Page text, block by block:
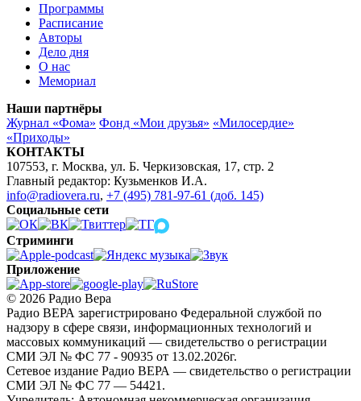
Программы
Расписание
Авторы
Дело дня
О нас
Мемориал
Наши партнёры
Журнал «Фома» Фонд «Мои друзья» «Милосердие»
«Приходы»
КОНТАКТЫ
107553, г. Москва, ул. Б. Черкизовская, 17, стр. 2
Главный редактор: Кузьменков И.А.
info@radiovera.ru, +7 (495) 781-97-61 (доб. 145)
Социальные сети
Стриминги
Приложение
© 2026 Радио Вера
Радио ВЕРА зарегистрировано Федеральной службой по
надзору в сфере связи, информационных технологий и
массовых коммуникаций — свидетельство о регистрации
СМИ ЭЛ № ФС 77 - 90935 от 13.02.2026г.
Сетевое издание Радио ВЕРА — свидетельство о регистрации
СМИ ЭЛ № ФС 77 — 54421.